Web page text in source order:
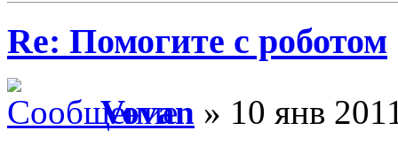
Re: Помогите с роботом
Vovan » 10 янв